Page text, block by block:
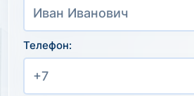
Телефон: